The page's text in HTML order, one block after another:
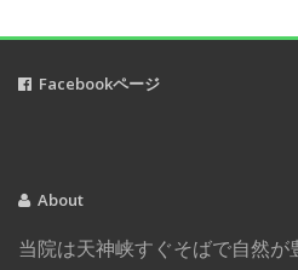
2018年6月(1)
2017年11月(2)
Facebookページ
About
当院は天神峡すぐそばで自然